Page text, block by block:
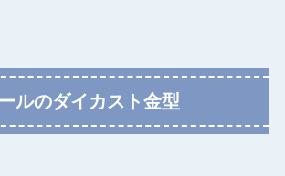
ルのダイカスト金型